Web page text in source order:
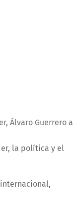
Álvaro Guerrero
la política y el